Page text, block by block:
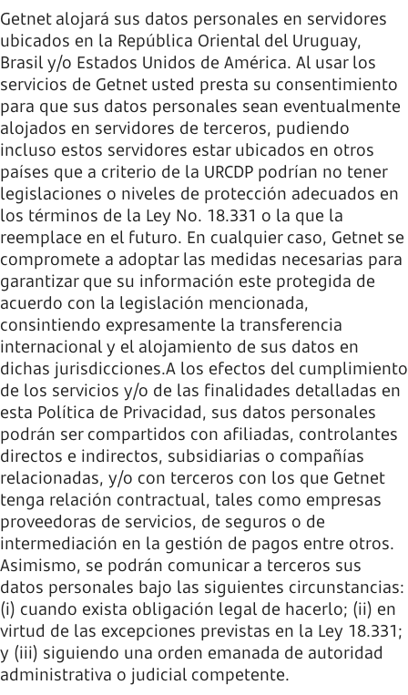
Getnet alojará sus datos personales en servidores
ubicados en la República Oriental del Uruguay,
Brasil y/o Estados Unidos de América. Al usar los
servicios de Getnet usted presta su consentimiento
para que sus datos personales sean eventualmente
alojados en servidores de terceros, pudiendo
incluso estos servidores estar ubicados en otros
países que a criterio de la URCDP podrían no tener
legislaciones o niveles de protección adecuados en
los términos de la Ley No. 18.331 o la que la
reemplace en el futuro. En cualquier caso, Getnet se
compromete a adoptar las medidas necesarias para
garantizar que su información este protegida de
acuerdo con la legislación mencionada,
consintiendo expresamente la transferencia
internacional y el alojamiento de sus datos en
dichas jurisdicciones.A los efectos del cumplimiento
de los servicios y/o de las finalidades detalladas en
esta Política de Privacidad, sus datos personales
podrán ser compartidos con afiliadas, controlantes
directos e indirectos, subsidiarias o compañías
relacionadas, y/o con terceros con los que Getnet
tenga relación contractual, tales como empresas
proveedoras de servicios, de seguros o de
intermediación en la gestión de pagos entre otros.
Asimismo, se podrán comunicar a terceros sus
datos personales bajo las siguientes circunstancias:
(i) cuando exista obligación legal de hacerlo; (ii) en
virtud de las excepciones previstas en la Ley 18.331;
y (iii) siguiendo una orden emanada de autoridad
administrativa o judicial competente.